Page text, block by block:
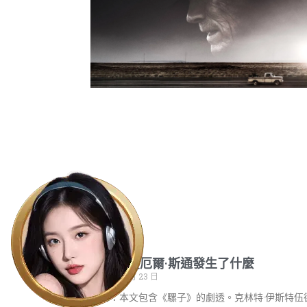
騾子之後厄爾·斯通發生了什麼
2023 年 6 月 23 日
警告：本文包含《騾子》的劇透。克林特·伊斯特伍